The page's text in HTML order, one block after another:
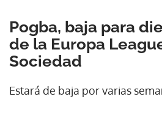
Pogba, baja para
de la Europa
Sociedad
Estará de baja por varias